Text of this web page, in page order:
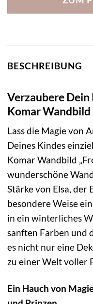
BESCHREIBUNG
Verzaubere
Komar Wandbild
Lass die Magie von
Deines Kindes
Komar Wandbild
wunderschöne
Stärke von Elsa, der
besondere Weise
in ein winterliches
sanften Farben und
es nicht nur eine
zu einer Welt voller
Ein Hauch von